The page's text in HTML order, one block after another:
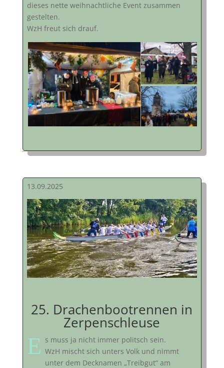
dieses nette weihnachtliche Event zusammen
gestelten.
WzH freut sich drauf.
13.09.2025
25. Drachenbootrennen in
Zerpenschleuse
E s muss ja nicht immer politsch sein.
WzH mischt sich unters Volk und nimmt
unter dem Decknamen „Treibgut“ am